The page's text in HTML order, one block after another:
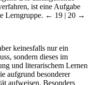
ist eine Aufgabe
Lerngruppe. ← 19 | 20 →
keinesfalls nur ein
sondern dieses im
und literarischem Lernen
aufgrund besonderer
aufweisen. Besonders